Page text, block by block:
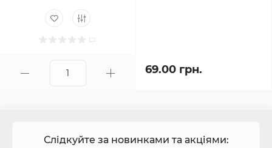
69.00 грн.
Слідкуйте за новинками та акціями: